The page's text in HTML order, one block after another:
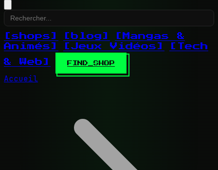
[shops] [blog]
[Mangas &
Animés]
[Jeux Vidéos]
[Tech
& Web]
FIND_SHOP
Accueil